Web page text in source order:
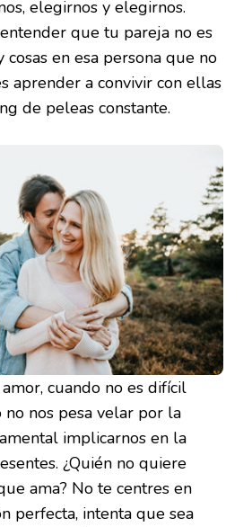
elegirnos y elegirnos.
que tu pareja no es
cosas en esa persona que no
aprender a convivir con ellas
de peleas constante.
cuando no es difícil
no nos pesa velar por la
implicarnos en la
¿Quién no quiere
ama? No te centres en
perfecta, intenta que sea